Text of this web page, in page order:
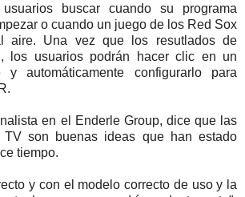
buscar cuando su programa
o cuando un juego de los Red Sox
aire. Una vez que los resutlados de
los usuarios podrán hacer clic en un
automáticamente configurarlo para
en el Enderle Group, dice que las
TV son buenas ideas que han estado
tiempo.
y con el modelo correcto de uso y la